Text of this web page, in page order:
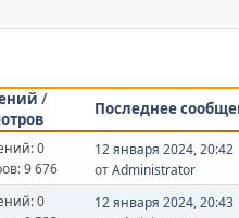
/
Последнее
0
9 676
12 января 2024, 20:42
отAdministrator
0
12 января 2024, 20:43